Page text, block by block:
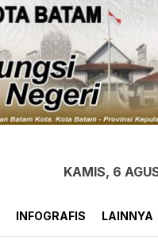
KAMIS, 6
INFOGRAFIS LAINNYA